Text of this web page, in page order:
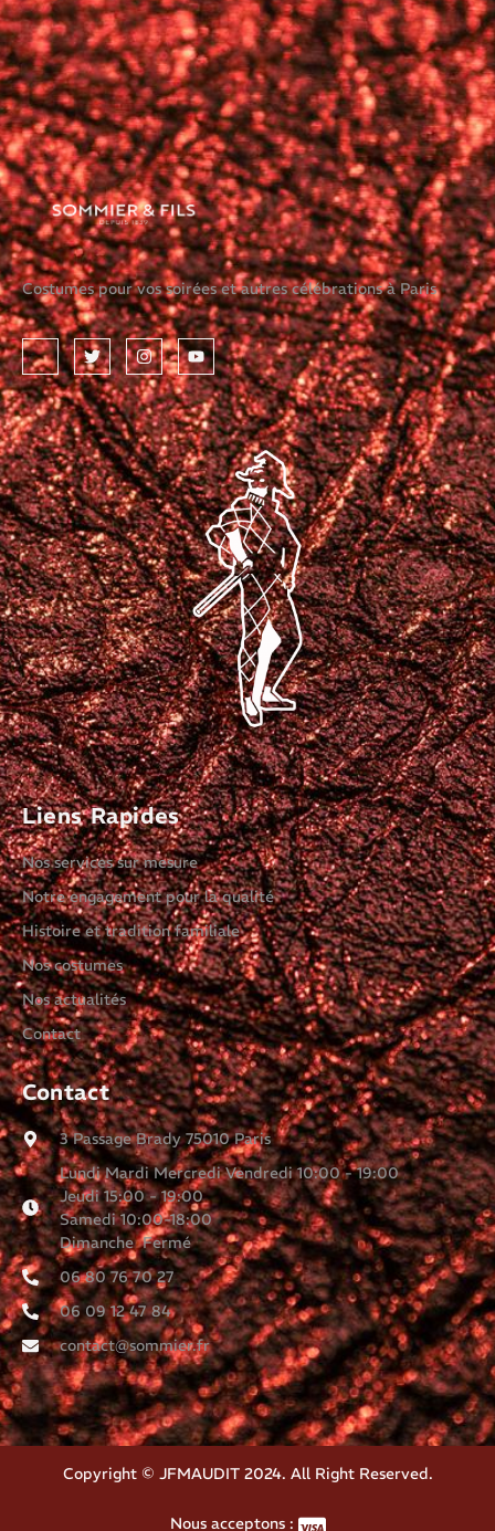
Costumes pour vos soirées et autres célébrations à Paris
Liens Rapides
Nos services sur mesure
Notre engagement pour la qualité
Histoire et tradition familiale
Nos costumes
Nos actualités
Contact
Contact
3 Passage Brady 75010 Paris
Lundi Mardi Mercredi Vendredi 10:00 - 19:00
Jeudi 15:00 - 19:00
Samedi 10:00-18:00
Dimanche Fermé
06 80 76 70 27
06 09 12 47 84
contact@sommier.fr
Copyright © JFMAUDIT 2024. All Right Reserved.
Nous acceptons :